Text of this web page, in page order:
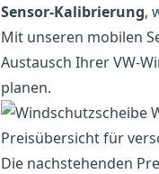
Sensor-Kalibrierung,
Mit unseren mobilen
Austausch Ihrer VW-
planen.
Preisübersicht für
Die nachstehenden